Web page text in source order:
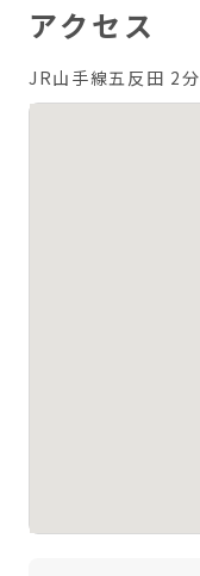
アクセス
JR山手線五反田 2分